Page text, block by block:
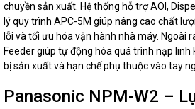
chuyền sản xuất. Hệ thống hỗ trợ AOI,
lý quy trình APC-5M giúp nâng cao chất
lỗi và tối ưu hóa vận hành nhà máy. Ngoài
Feeder giúp tự động hóa quá trình nạp linh
bị sản xuất và hạn chế phụ thuộc vào tay
Panasonic NPM-W2 –